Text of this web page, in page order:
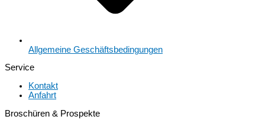
Allgemeine Geschäftsbedingungen
Service
Kontakt
Anfahrt
Broschüren & Prospekte